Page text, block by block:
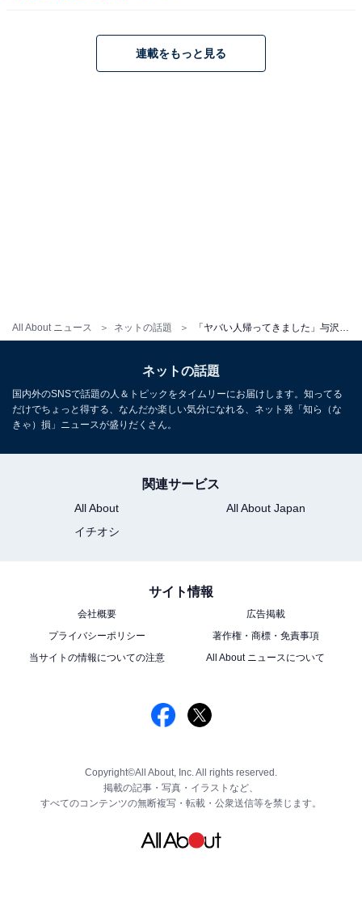
All About ニュース ネットの話題
連載をもっと見る
ネットの話題
国内外のSNSで話題の人＆トピックをタイムリーにお届けします。知ってる
だけでちょっと得する、なんだか楽しい気分になれる、ネット発「知ら（な
きゃ）損」ニュースが盛りだくさん。
関連サービス
All About
All About Japan
イチオシ
サイト情報
会社概要
広告掲載
プライバシーポリシー
著作権・商標・免責事項
当サイトの情報についての注意
All About ニュースについて
Copyright©All About, Inc. All rights reserved.
掲載の記事・写真・イラストなど、
すべてのコンテンツの無断複写・転載・公衆送信等を禁じます。